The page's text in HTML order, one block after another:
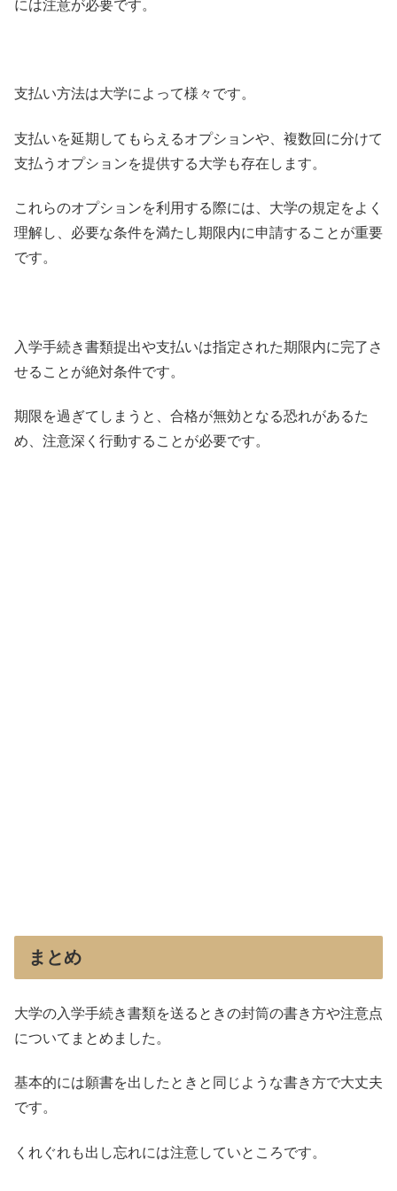
には注意が必要です。
支払い方法は大学によって様々です。
支払いを延期してもらえるオプションや、複数回に分けて
支払うオプションを提供する大学も存在します。
これらのオプションを利用する際には、大学の規定をよく
理解し、必要な条件を満たし期限内に申請することが重要
です。
入学手続き書類提出や支払いは指定された期限内に完了さ
せることが絶対条件です。
期限を過ぎてしまうと、合格が無効となる恐れがあるた
め、注意深く行動することが必要です。
まとめ
大学の入学手続き書類を送るときの封筒の書き方や注意点
についてまとめました。
基本的には願書を出したときと同じような書き方で大丈夫
です。
くれぐれも出し忘れには注意していところです。